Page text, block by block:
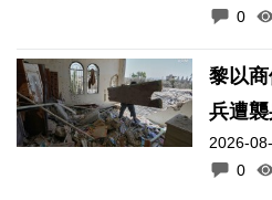
0
黎以
兵遭
2026-
0